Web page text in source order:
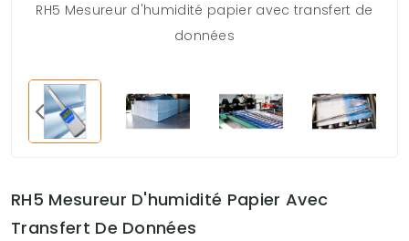
RH5 Mesureur d'humidité papier avec transfert de
données
RH5 Mesureur D'humidité Papier Avec
Transfert De Données